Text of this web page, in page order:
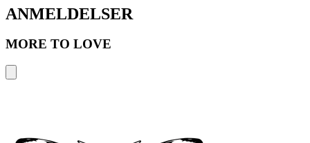
ANMELDELSER
MORE TO LOVE